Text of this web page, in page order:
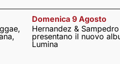
Domenica 9 Agosto
Hernandez & Sampedro
presentano il nuovo
Lumina